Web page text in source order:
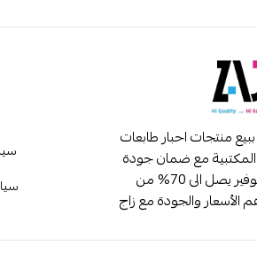
منتجات احبار طابعات
المكتبية مع ضمان جودة
الحبر والطباعة وتوفير يصل الى 70% من
الأسعار والجودة مع زاج